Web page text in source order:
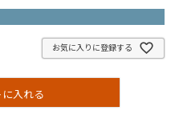
お気に入りに登録する
に入れる